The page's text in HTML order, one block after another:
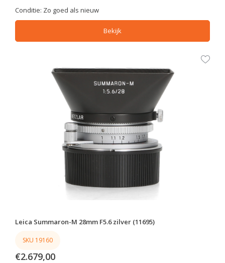
Conditie: Zo goed als nieuw
Bekijk
Leica Summaron-M 28mm F5.6 zilver (11695)
SKU 19160
€2.679,00